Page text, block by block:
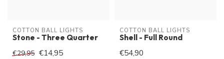
COTTON BALL LIGHTS
Stone - Three Quarter
€29,95 €14,95
COTTON BALL LIGHTS
Shell - Full Round
€54,90